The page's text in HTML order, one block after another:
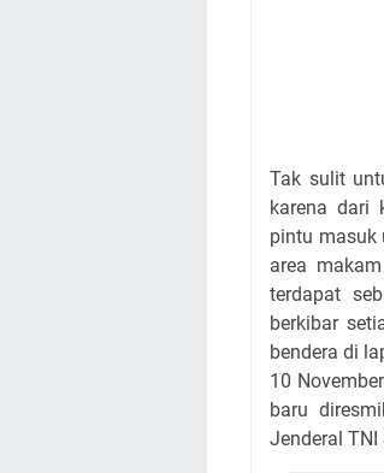
Tak sulit
karena dari
pintu masuk
area
terdapat
berkibar
bendera di
10
baru
Jenderal TNI